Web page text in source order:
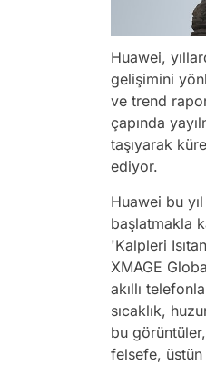
Huawei,
gelişimini
ve trend
çapında
taşıyarak
ediyor.
Huawei bu
başlatmakla
'Kalpleri
XMAGE
akıllı
sıcaklık,
bu
felsefe, üstün